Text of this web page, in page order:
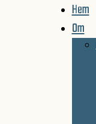
Hem
Om